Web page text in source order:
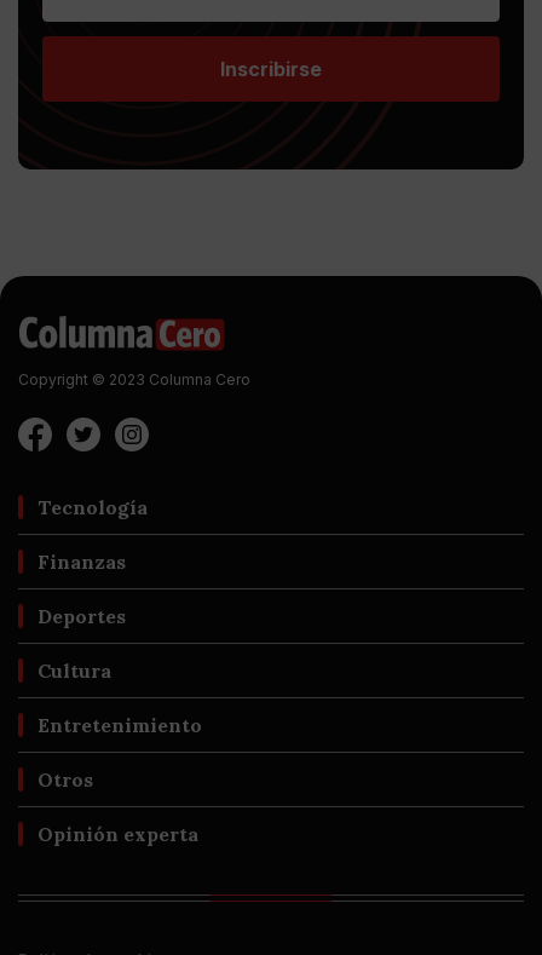
Inscribirse
Copyright © 2023 Columna Cero
Tecnología
Finanzas
Deportes
Cultura
Entretenimiento
Otros
Opinión experta